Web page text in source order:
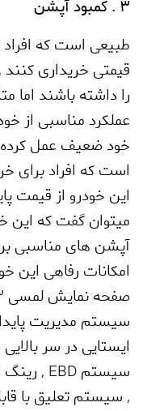
3 . کمبود آپشن
طبیعی است که
قیمتی خریداری کنند
را داشته باشند اما
عملکرد مناسبی از
خود ضعیف عمل کرده
است که افراد برای
این خودرو از قیمت
میتوان گفت که این
آپشن های مناسبی
امکانات رفاهی این خودرو
صفحه نمایش لمسی 4.3 اینچی
سیستم مدیریت
ایستایی در سر بالایی
سیستمEBD
,رینگ 16 اینچی آلومینیومی
,سیستم تعلیق با